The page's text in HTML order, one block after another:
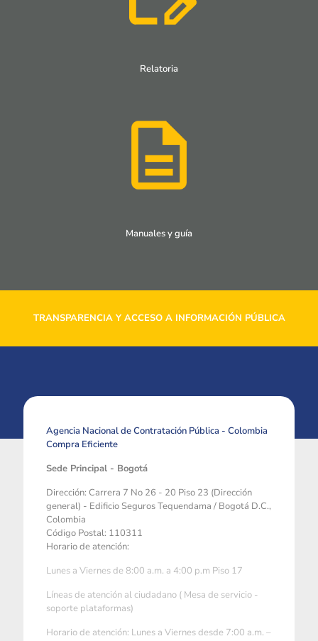
Relatoria
Manuales y guía
TRANSPARENCIA Y ACCESO A INFORMACIÓN PÚBLICA
Agencia Nacional de Contratación Pública - Colombia
Compra Eficiente
Sede Principal - Bogotá
Dirección: Carrera 7 No 26 - 20 Piso 23 (Dirección
general) - Edificio Seguros Tequendama / Bogotá D.C.,
Colombia
Código Postal: 110311
Horario de atención:
Lunes a Viernes de 8:00 a.m. a 4:00 p.m Piso 17
Líneas de atención al ciudadano ( Mesa de servicio -
soporte plataformas)
Horario de atención: Lunes a Viernes desde 7:00 a.m. –